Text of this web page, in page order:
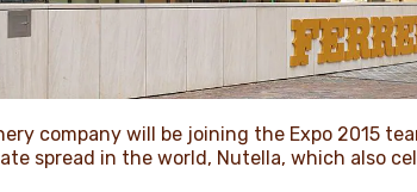
company will be joining the Expo 2015
spread in the world, Nutella, which also